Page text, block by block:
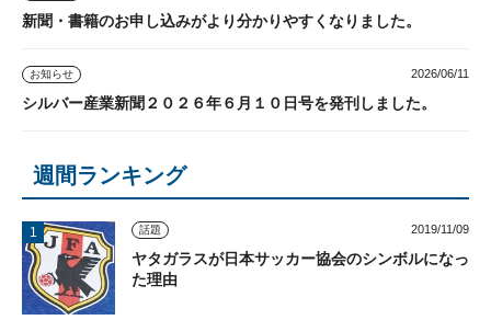
新聞・書籍のお申し込みがより分かりやすくなりました。
お知らせ 2026/06/11
シルバー産業新聞２０２６年６月１０日号を発刊しました。
週間ランキング
話題 2019/11/09
ヤタガラスが日本サッカー協会のシンボルになっ
た理由